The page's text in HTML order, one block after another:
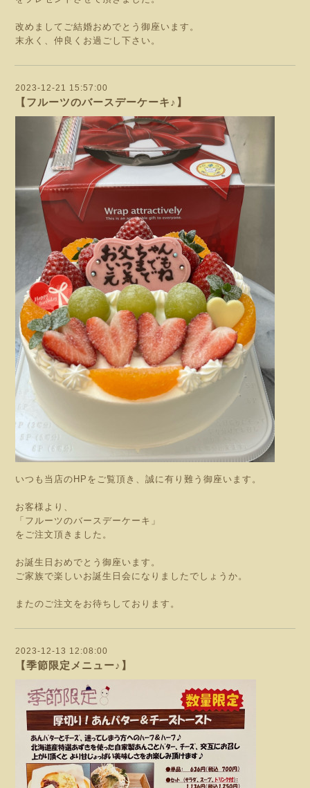
改めましてご結婚おめでとう御座います。
末永く、仲良くお過ごし下さい。
2023-12-21 15:57:00
【フルーツのバースデーケーキ♪】
いつも当店のHPをご覧頂き、誠に有り難う御座います。
お客様より、
「フルーツのバースデーケーキ」
をご注文頂きました。
お誕生日おめでとう御座います。
ご家族で楽しいお誕生日会になりましたでしょうか。
またのご注文をお待ちしております。
2023-12-13 12:08:00
【季節限定メニュー♪】